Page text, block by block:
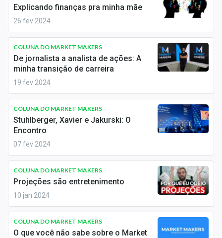
Tecnologia
Conteúdo de Marca
Sobre
Expediente
Contato
Explicando finanças pra minha mãe
26 fev 2024
COLUNA DO MARKET MAKERS
De jornalista a analista de ações: A
minha transição de carreira
19 fev 2024
COLUNA DO MARKET MAKERS
Stuhlberger, Xavier e Jakurski: O
Encontro
07 fev 2024
COLUNA DO MARKET MAKERS
Projeções são entretenimento
10 jan 2024
COLUNA DO MARKET MAKERS
O que você não sabe sobre o Market